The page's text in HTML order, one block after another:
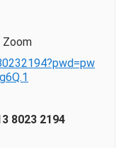
Zoom
8023 2194